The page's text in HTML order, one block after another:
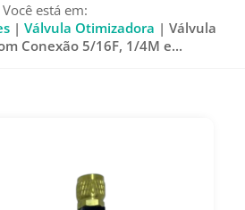
Você está em:
| Válvula Otimizadora | Válvula
Conexão 5/16F, 1/4M e...